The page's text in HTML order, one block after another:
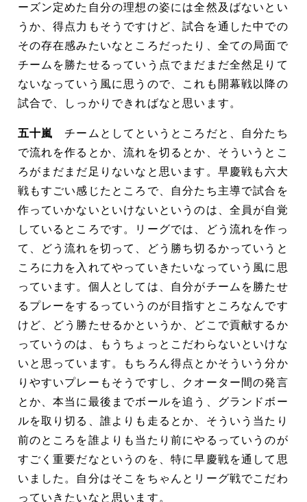
ーズン定めた自分の理想の姿には全然及ばないとい
うか、得点力もそうですけど、試合を通した中での
その存在感みたいなところだったり、全ての局面で
チームを勝たせるっていう点でまだまだ全然足りて
ないなっていう風に思うので、これも開幕戦以降の
試合で、しっかりできればなと思います。
五十嵐 チームとしてというところだと、自分たち
で流れを作るとか、流れを切るとか、そういうとこ
ろがまだまだ足りないなと思います。早慶戦も六大
戦もすごい感じたところで、自分たち主導で試合を
作っていかないといけないというのは、全員が自覚
しているところです。リーグでは、どう流れを作っ
て、どう流れを切って、どう勝ち切るかっていうと
ころに力を入れてやっていきたいなっていう風に思
っています。個人としては、自分がチームを勝たせ
るプレーをするっていうのが目指すところなんです
けど、どう勝たせるかというか、どこで貢献するか
っていうのは、もうちょっとこだわらないといけな
いと思っています。もちろん得点とかそういう分か
りやすいプレーもそうですし、クオーター間の発言
とか、本当に最後までボールを追う、グランドボー
ルを取り切る、誰よりも走るとか、そういう当たり
前のところを誰よりも当たり前にやるっていうのが
すごく重要だなというのを、特に早慶戦を通して思
いました。自分はそこをちゃんとリーグ戦でこだわ
っていきたいなと思います。